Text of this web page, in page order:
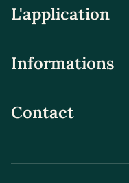
L'application
Informations
Contact